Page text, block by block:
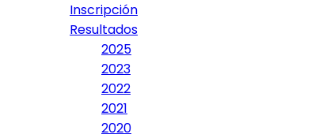
Inscripción
Resultados
2025
2023
2022
2021
2020